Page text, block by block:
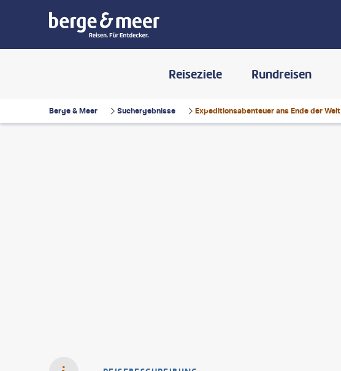
Reiseziele Rundreisen
Berge & Meer Suchergebnisse Expeditionsabenteuer ans Ende der Welt